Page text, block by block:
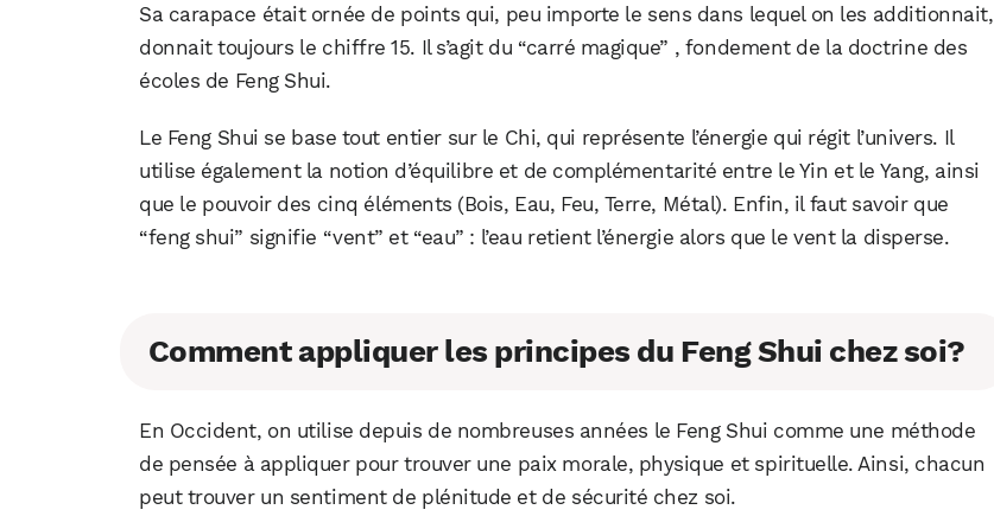
Sa carapace était ornée de points qui, peu importe le sens dans lequel on les additionnait,
donnait toujours le chiffre 15. Il s’agit du “carré magique” , fondement de la doctrine des
écoles de Feng Shui.
Le Feng Shui se base tout entier sur le Chi, qui représente l’énergie qui régit l’univers. Il
utilise également la notion d’équilibre et de complémentarité entre le Yin et le Yang, ainsi
que le pouvoir des cinq éléments (Bois, Eau, Feu, Terre, Métal). Enfin, il faut savoir que
“feng shui” signifie “vent” et “eau” : l’eau retient l’énergie alors que le vent la disperse.
Comment appliquer les principes du Feng Shui chez soi?
En Occident, on utilise depuis de nombreuses années le Feng Shui comme une méthode
de pensée à appliquer pour trouver une paix morale, physique et spirituelle. Ainsi, chacun
peut trouver un sentiment de plénitude et de sécurité chez soi.